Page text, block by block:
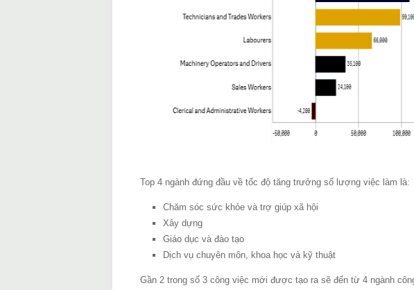
Top 4 ngành đứng đầu về tốc độ tăng trưởng số lượng việc làm là:
Chăm sóc sức khỏe và trợ giúp xã hội
Xây dựng
Giáo dục và đào tạo
Dịch vụ chuyên môn, khoa học và kỹ thuật
Gần 2 trong số 3 công việc mới được tạo ra sẽ đến từ 4 ngành